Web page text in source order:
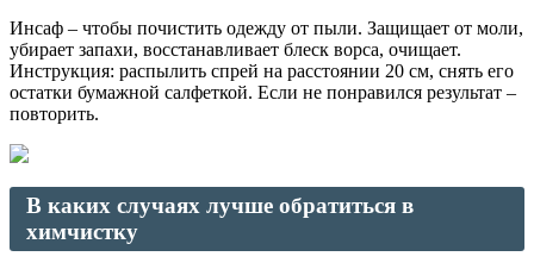
Инсаф – чтобы почистить одежду от пыли. Защищает от моли,
убирает запахи, восстанавливает блеск ворса, очищает.
Инструкция: распылить спрей на расстоянии 20 см, снять его
остатки бумажной салфеткой. Если не понравился результат –
повторить.
В каких случаях лучше обратиться в
химчистку